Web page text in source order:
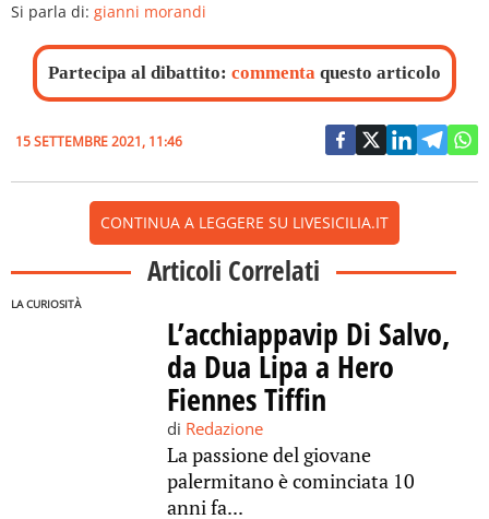
Si parla di: gianni morandi
Partecipa al dibattito: commenta questo articolo
15 SETTEMBRE 2021, 11:46
CONTINUA A LEGGERE SU LIVESICILIA.IT
Articoli Correlati
LA CURIOSITÀ
L’acchiappavip Di Salvo,
da Dua Lipa a Hero
Fiennes Tiffin
di Redazione
La passione del giovane
palermitano è cominciata 10
anni fa...